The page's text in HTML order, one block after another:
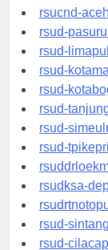
rsud-
rsucnd-
rsud-
rsud-
rsud-
rsud-
rsud-
rsud-
rsud-
rsudksa-
rsud-